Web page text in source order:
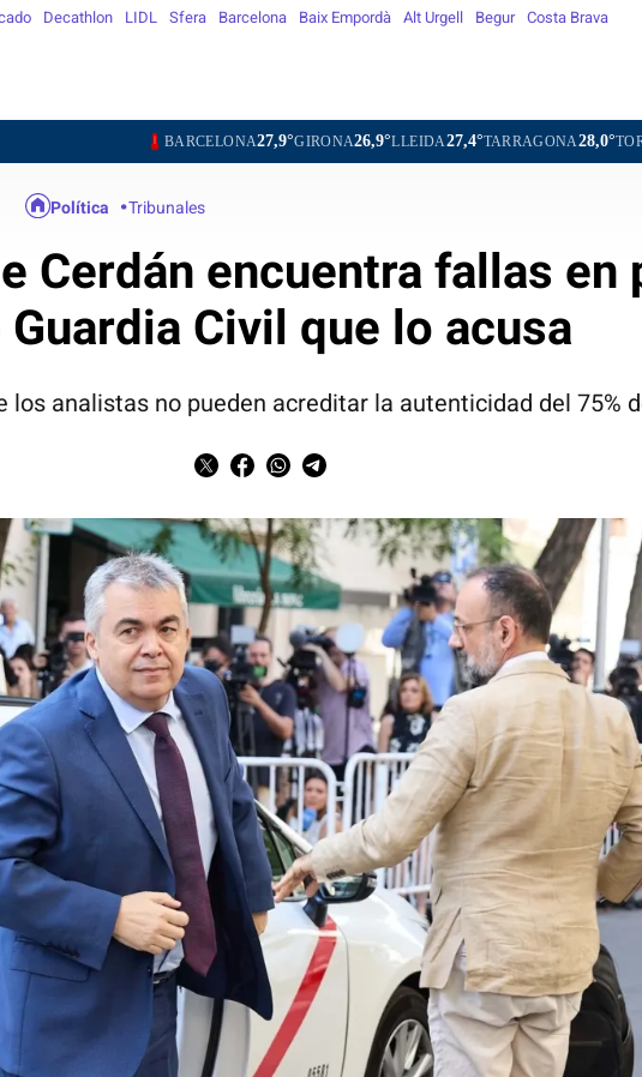
Decathlon LIDL Sfera Barcelona Baix Empordà Alt Urgell Begur Costa Brava
BARCELONA27,9°GIRONA26,9°LLEIDA27,4°TARRAGONA28,0°TORTOSA28,2°
Política Tribunales
Cerdán encuentra fallas en
Guardia Civil que lo acusa
los analistas no pueden acreditar la autenticidad del 75%